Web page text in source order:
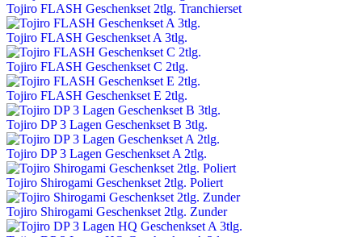
Tojiro FLASH Geschenkset 2tlg. Tranchierset
Tojiro FLASH Geschenkset A 3tlg.
Tojiro FLASH Geschenkset C 2tlg.
Tojiro FLASH Geschenkset E 2tlg.
Tojiro DP 3 Lagen Geschenkset B 3tlg.
Tojiro DP 3 Lagen Geschenkset A 2tlg.
Tojiro Shirogami Geschenkset 2tlg. Poliert
Tojiro Shirogami Geschenkset 2tlg. Zunder